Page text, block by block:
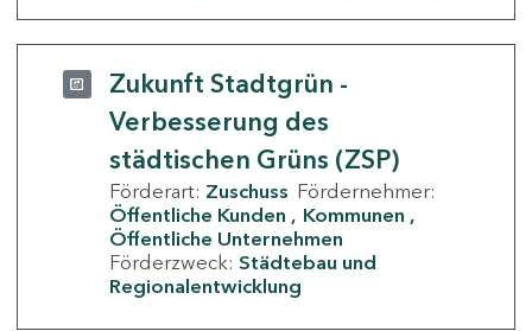
Zukunft Stadtgrün -
Verbesserung des
städtischen Grüns (ZSP)
Förderart: Zuschuss Fördernehmer:
Öffentliche Kunden
Kommunen
Öffentliche Unternehmen
Förderzweck: Städtebau und
Regionalentwicklung